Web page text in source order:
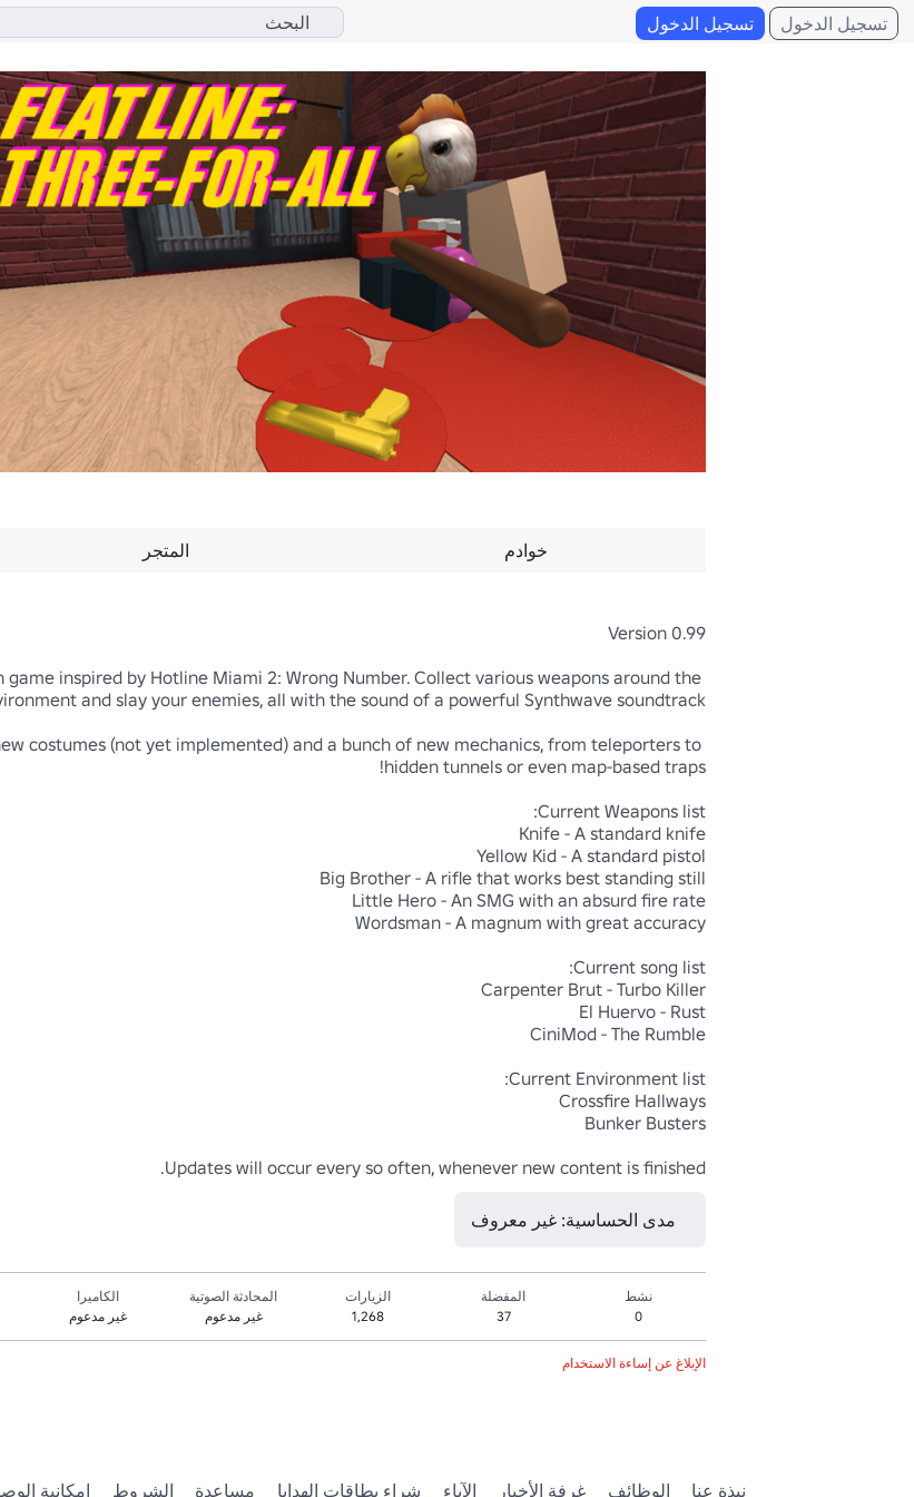
تسجيل الدخول تسجيل الدخول
المتجر خوادم
inspired by Hotline Miami 2: Wrong Number. Collect various weapons around the
costumes (not yet implemented) and a bunch of new mechanics, from teleporters to
Updates will occur every so often, whenever new content is finished.
مدى الحساسية: غير معروف
نشط
0
المفضلة
37
الزيارات
1,268
المحادثة الصوتية
غير مدعوم
الكاميرا
غير مدعوم
الإبلاغ عن إساءة الاستخدام
نبذة عنا الوظائف غرفة الأخبار الآباء شراء بطاقات الهدايا مساعدة الشروط إمكانية